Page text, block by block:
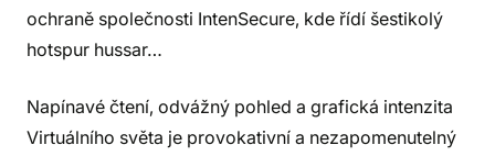
ochraně společnosti IntenSecure, kde řídí šestikolý
hotspur hussar…
Napínavé čtení, odvážný pohled a grafická intenzita
Virtuálního světa je provokativní a nezapomenutelný